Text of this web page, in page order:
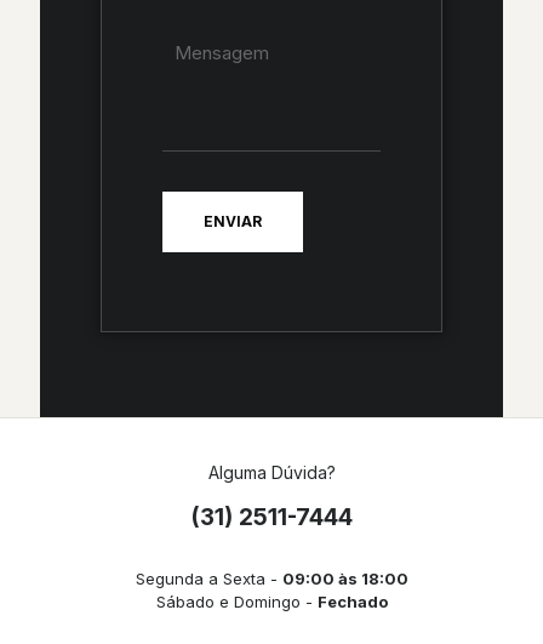
Alguma Dúvida?
(31) 2511-7444
Segunda a Sexta - 09:00 às 18:00
Sábado e Domingo - Fechado